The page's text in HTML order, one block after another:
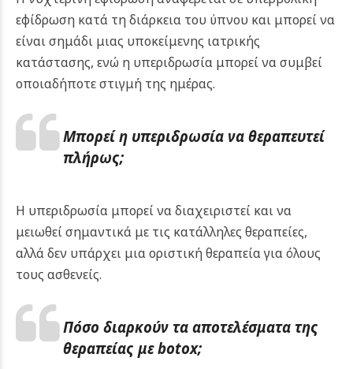
εφίδρωση κατά τη διάρκεια του ύπνου και μπορεί να
είναι σημάδι μιας υποκείμενης ιατρικής
κατάστασης, ενώ η υπεριδρωσία μπορεί να συμβεί
οποιαδήποτε στιγμή της ημέρας.
Μπορεί η υπεριδρωσία να θεραπευτεί
πλήρως;
Η υπεριδρωσία μπορεί να διαχειριστεί και να
μειωθεί σημαντικά με τις κατάλληλες θεραπείες,
αλλά δεν υπάρχει μια οριστική θεραπεία για όλους
τους ασθενείς.
Πόσο διαρκούν τα αποτελέσματα της
θεραπείας με botox;